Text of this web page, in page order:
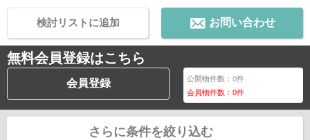
お問い合わせ
検討リストに追加
無料会員登録はこちら
会員登録 公開物件数：0件
会員物件数：0件
さらに条件を絞り込む